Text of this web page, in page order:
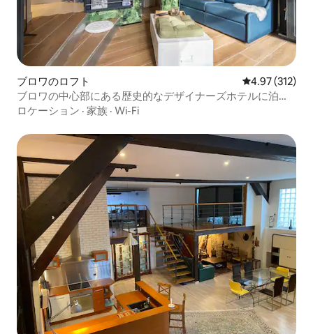
ブロワのロフト レビュー312
4.97 (312)
ブロワの中心部にある歴史的なデザイナーズホテルに泊ま
ろう
ロケーション · 家族 · Wi-Fi